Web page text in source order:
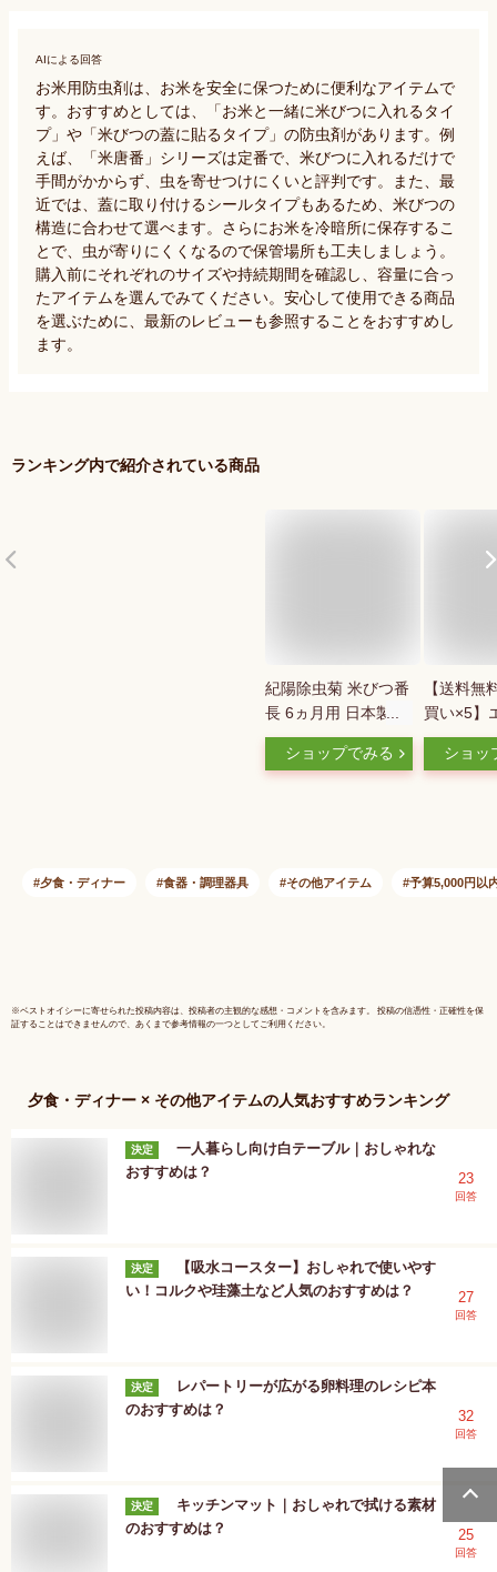
AIによる回答
お米用防虫剤は、お米を安全に保つために便利なアイテムで
す。おすすめとしては、「お米と一緒に米びつに入れるタイ
プ」や「米びつの蓋に貼るタイプ」の防虫剤があります。例
えば、「米唐番」シリーズは定番で、米びつに入れるだけで
手間がかからず、虫を寄せつけにくいと評判です。また、最
近では、蓋に取り付けるシールタイプもあるため、米びつの
構造に合わせて選べます。さらにお米を冷暗所に保存するこ
とで、虫が寄りにくくなるので保管場所も工夫しましょう。
購入前にそれぞれのサイズや持続期間を確認し、容量に合っ
たアイテムを選んでみてください。安心して使用できる商品
を選ぶために、最新のレビューも参照することをおすすめし
ます。
ランキング内で紹介されている商品
紀陽除虫菊 米びつ番
長 6ヵ月用 日本製 米
保存用防虫剤 米びつ
保存 防虫剤
ショップでみる
【送料無
買い×5
米唐番
お米用防
ショッ
夕食・ディナー 食器・調理器具 その他アイテム 予算5,000円以
※ベストオイシーに寄せられた投稿内容は、投稿者の主観的な感想・コメントを含みます。 投稿の信憑性・正確性を保
証することはできませんので、あくまで参考情報の一つとしてご利用ください。
夕食・ディナー × その他アイテムの人気おすすめランキング
決定
一人暮らし向け白テーブル｜おしゃれな
おすすめは？
23
回答
決定
【吸水コースター】おしゃれで使いやす
い！コルクや珪藻土など人気のおすすめは？
27
回答
決定
レパートリーが広がる卵料理のレシピ本
のおすすめは？
32
回答
決定
キッチンマット｜おしゃれで拭ける素材
のおすすめは？
25
回答